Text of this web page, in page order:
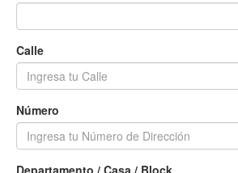
Calle
Número